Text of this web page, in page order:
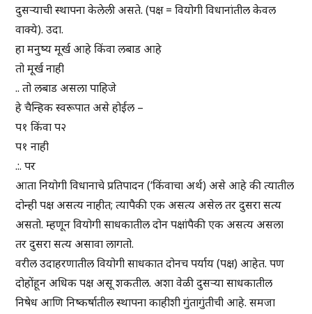
दुसऱ्याची स्थापना केलेली असते. (पक्ष = वियोगी विधानांतील केवल
वाक्ये). उदा.
हा मनुष्य मूर्ख आहे किंवा लबाड आहे
तो मूर्ख नाही
.. तो लबाड असला पाहिजे
हे चैन्हिक स्वरूपात असे होईल –
प१ किंवा प२
प१ नाही
.:. पर
आता नियोगी विधानाचे प्रतिपादन (‘किंवाचा अर्थ) असे आहे की त्यातील
दोन्ही पक्ष असत्य नाहीत; त्यापैकी एक असत्य असेल तर दुसरा सत्य
असतो. म्हणून वियोगी साधकातील दोन पक्षांपैकी एक असत्य असला
तर दुसरा सत्य असावा लागतो.
वरील उदाहरणातील वियोगी साधकात दोनच पर्याय (पक्ष) आहेत. पण
दोहोंहून अधिक पक्ष असू शकतील. अशा वेळी दुसऱ्या साधकातील
निषेध आणि निष्कर्षातील स्थापना काहीशी गुंतागुंतीची आहे. समजा